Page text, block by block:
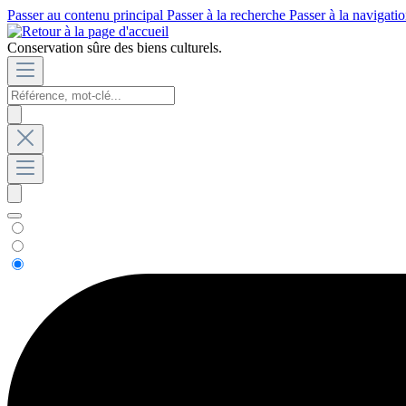
Passer au contenu principal Passer à la recherche Passer à la
Conservation sûre des biens culturels.